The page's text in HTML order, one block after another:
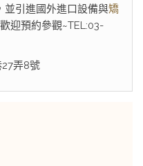
並引進國外進口設備與矯
迎預約參觀~TEL:03-
弄8號